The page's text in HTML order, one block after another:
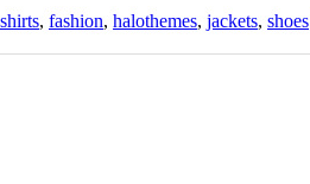
, fashion, halothemes, jackets, shoes